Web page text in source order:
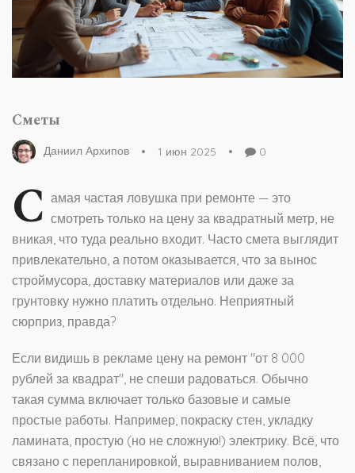
Сметы
Даниил Архипов 1 июн 2025 0
С амая частая ловушка при ремонте — это
смотреть только на цену за квадратный метр, не
вникая, что туда реально входит. Часто смета выглядит
привлекательно, а потом оказывается, что за вынос
строймусора, доставку материалов или даже за
грунтовку нужно платить отдельно. Неприятный
сюрприз, правда?
Если видишь в рекламе цену на ремонт "от 8 000
рублей за квадрат", не спеши радоваться. Обычно
такая сумма включает только базовые и самые
простые работы. Например, покраску стен, укладку
ламината, простую (но не сложную!) электрику. Всё, что
связано с перепланировкой, выравниванием полов,